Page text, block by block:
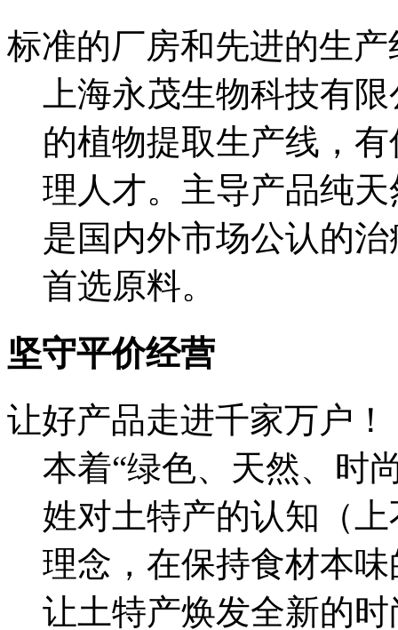
标准的厂房和先进的生产
上海永茂生物科技有
的植物提取生产线，
理人才。主导产品纯
是国内外市场公认的
首选原料。
坚守平价经营
让好产品走进千家万户！
本着“绿色、天然、时
姓对土特产的认知（
理念，在保持食材本
让土特产焕发全新的